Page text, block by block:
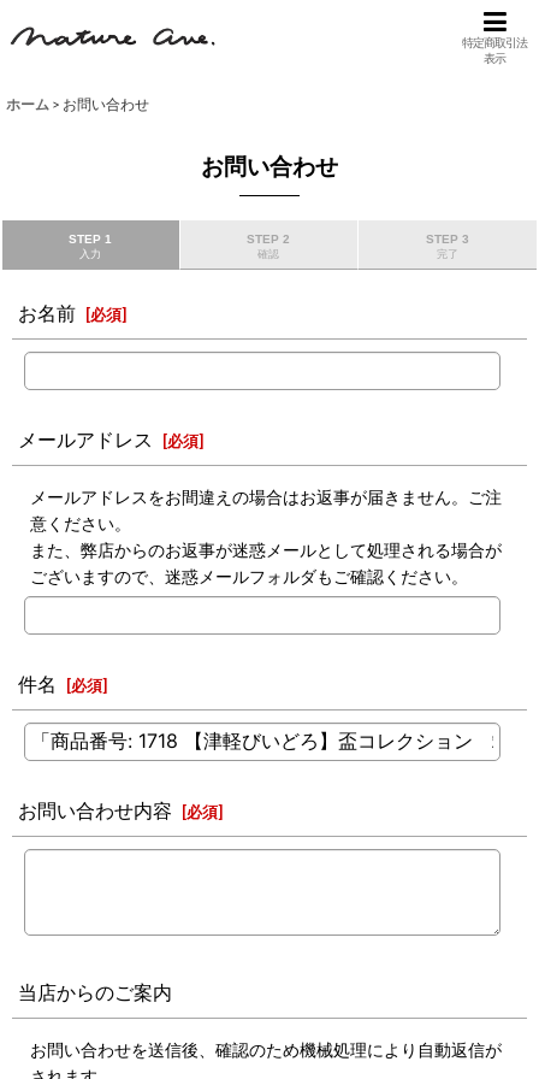
特定商取引法
表示
ホーム > お問い合わせ
お問い合わせ
STEP 1
入力
STEP 2
確認
STEP 3
完了
お名前 [必須]
メールアドレス [必須]
メールアドレスをお間違えの場合はお返事が届きません。ご注
意ください。
また、弊店からのお返事が迷惑メールとして処理される場合が
ございますので、迷惑メールフォルダもご確認ください。
件名 [必須]
お問い合わせ内容 [必須]
当店からのご案内
お問い合わせを送信後、確認のため機械処理により自動返信が